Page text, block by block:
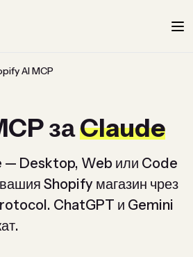
AI MCP
заClaude
— Desktop, Web или Code
Shopify магазин чрез
ChatGPT и Gemini